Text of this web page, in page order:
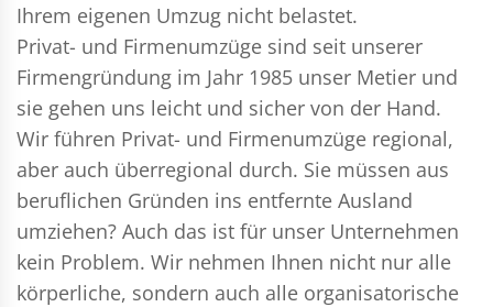
Ihrem eigenen Umzug nicht belastet.
Privat- und Firmenumzüge sind seit unserer
Firmengründung im Jahr 1985 unser Metier und
sie gehen uns leicht und sicher von der Hand.
Wir führen Privat- und Firmenumzüge regional,
aber auch überregional durch. Sie müssen aus
beruflichen Gründen ins entfernte Ausland
umziehen? Auch das ist für unser Unternehmen
kein Problem. Wir nehmen Ihnen nicht nur alle
körperliche, sondern auch alle organisatorische